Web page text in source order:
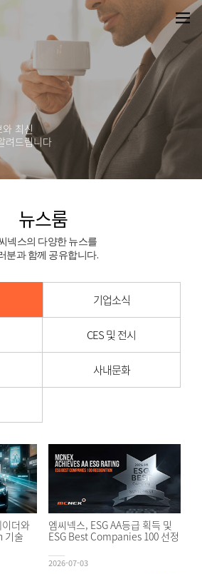
최신
려드립니다
뉴스룸
넥스의 다양한 뉴스를
분과 함께 공유합니다.
기업소식
CES 및 전시
사내문화
더와
기술
엠씨넥스, ESG AA등급 획득 및
ESG Best Companies 100 선정
2026-07-03